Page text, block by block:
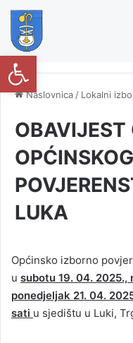
Naslovnica / Lokalni
OBAVIJEST
LUKA
Općinsko izborno
u subotu 19. 04. 2025.,
ponedjeljak 21. 04.
sati u sjedištu u Luki,
Open toolbar